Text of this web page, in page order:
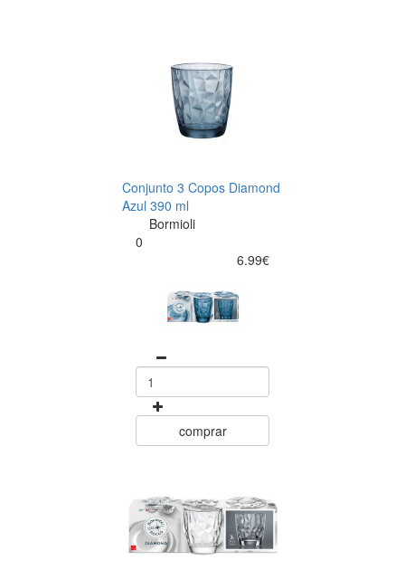
Conjunto 3 Copos Diamond
Azul 390 ml
Bormioli
0
6.99€
comprar